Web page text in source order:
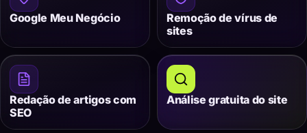
Google Meu Negócio
Remoção de vírus de
sites
Redação de artigos com
SEO
Análise gratuita do site